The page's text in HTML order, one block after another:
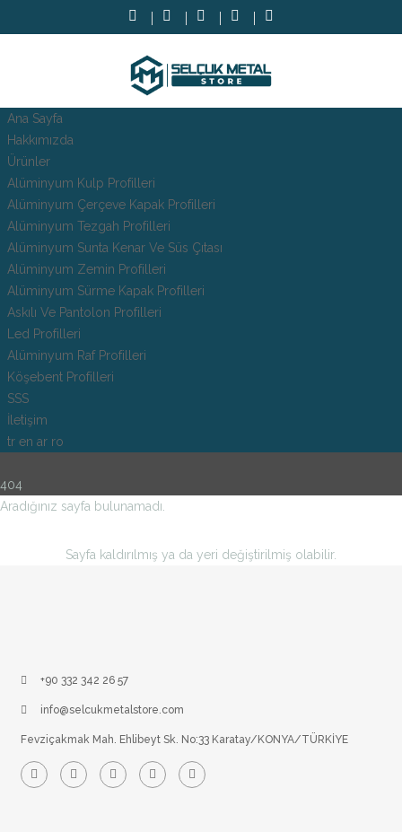
Ana Sayfa
Hakkımızda
Ürünler
Alüminyum Kulp Profilleri
Alüminyum Çerçeve Kаpаk Profilleri
Alüminyum Tezgah Profilleri
Alüminyum Sunta Kenar Ve Süs Çıtası
Alüminyum Zemin Profilleri
Alüminyum Sürme Kapak Profilleri
Askılı Ve Pantolon Profilleri
Led Profilleri
Alüminyum Raf Profilleri
Köşebent Profilleri
SSS
İletişim
tr en ar ro
404
Aradığınız sayfa bulunamadı.
Sayfa kaldırılmış ya da yeri değiştirilmiş olabilir.
+90 332 342 26 57
info@selcukmetalstore.com
Fevziçakmak Mah. Ehlibeyt Sk. No:33 Karatay/KONYA/TÜRKİYE